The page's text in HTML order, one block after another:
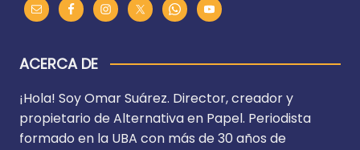
ACERCA DE
¡Hola! Soy Omar Suárez. Director, creador y
propietario de Alternativa en Papel. Periodista
formado en la UBA con más de 30 años de